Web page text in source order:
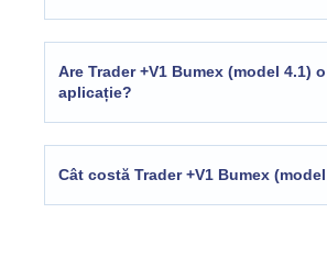
Are Trader +V1 Bumex (model 4.1) o
aplicație?
Cât costă Trader +V1 Bumex